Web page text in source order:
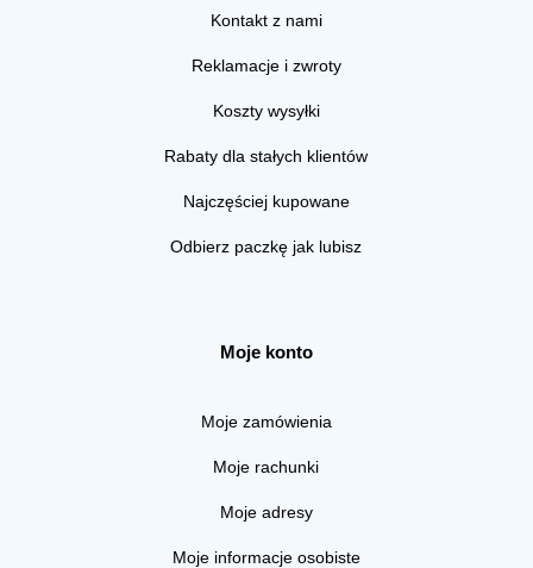
Kontakt z nami
Reklamacje i zwroty
Koszty wysyłki
Rabaty dla stałych klientów
Najczęściej kupowane
Odbierz paczkę jak lubisz
Moje konto
Moje zamówienia
Moje rachunki
Moje adresy
Moje informacje osobiste